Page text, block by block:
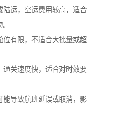
陆运，空运费用较高，适合
位有限，不适合大批量或超
通关速度快，适合对时效要
能导致航班延误或取消，影